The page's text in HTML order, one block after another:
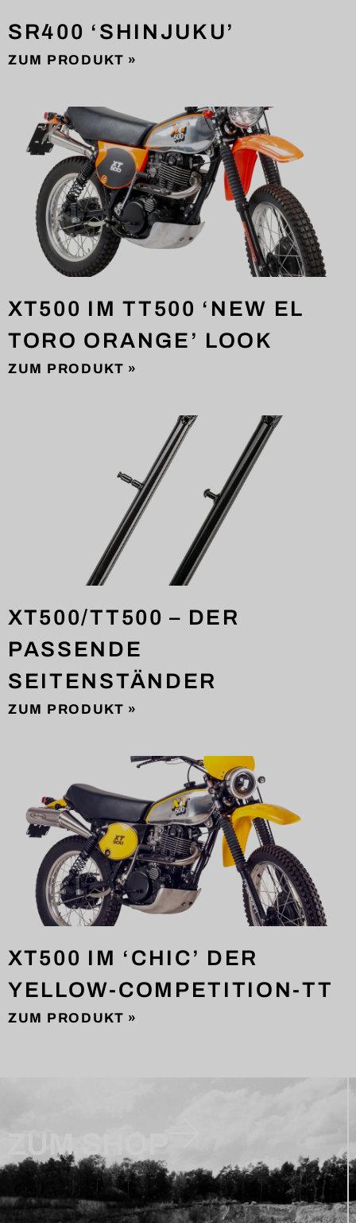
SR400 ‘SHINJUKU’
ZUM PRODUKT »
XT500 IM TT500 ‘NEW EL
TORO ORANGE’ LOOK
ZUM PRODUKT »
XT500/TT500 – DER
PASSENDE
SEITENSTÄNDER
ZUM PRODUKT »
XT500 IM ‘CHIC’ DER
YELLOW-COMPETITION-TT
ZUM PRODUKT »
ZUM SHOP